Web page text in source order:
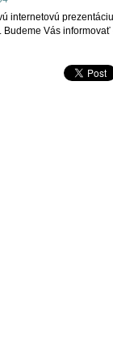
internetovú
Budeme Vás